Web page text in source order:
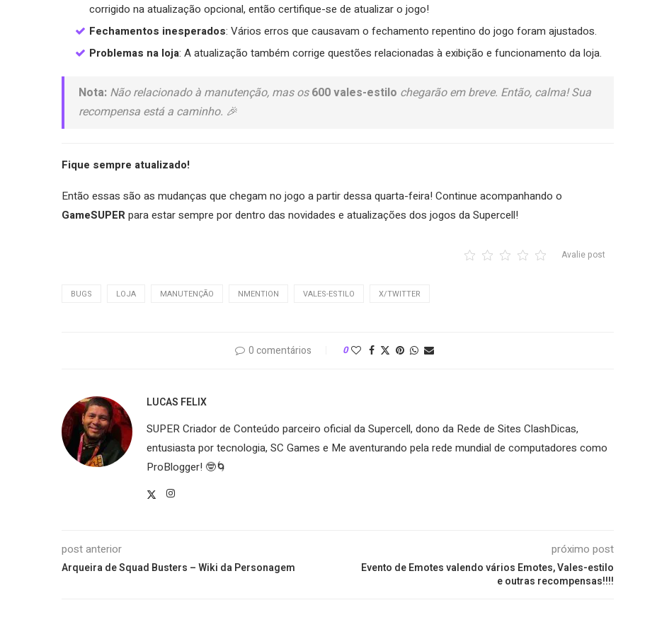
corrigido na atualização opcional, então certifique-se de atualizar o jogo!
Fechamentos inesperados: Vários erros que causavam o fechamento repentino do jogo foram ajustados.
Problemas na loja: A atualização também corrige questões relacionadas à exibição e funcionamento da loja.
Nota: Não relacionado à manutenção, mas os600 vales-estilo chegarão em breve. Então, calma! Sua
recompensa está a caminho. 🎉
Fique sempre atualizado!
Então essas são as mudanças que chegam no jogo a partir dessa quarta-feira! Continue acompanhando o
GameSUPERpara estar sempre por dentro das novidades e atualizações dos jogos da Supercell!
Avalie post
BUGS LOJA MANUTENÇÃO NMENTION VALES-ESTILO X/TWITTER
0 comentários 0
LUCAS FELIX
SUPER Criador de Conteúdo parceiro oficial da Supercell, dono da Rede de Sites ClashDicas,
entusiasta por tecnologia, SC Games e Me aventurando pela rede mundial de computadores como
ProBlogger! 🤓🌀
post anterior
Arqueira de Squad Busters – Wiki da Personagem
próximo post
Evento de Emotes valendo vários Emotes, Vales-estilo
e outras recompensas!!!!